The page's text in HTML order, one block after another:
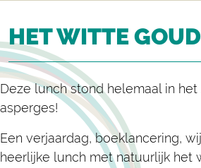
HET WITTE GOUD
Deze lunch stond helemaal in het
asperges!
Een verjaardag, boeklancering,
heerlijke lunch met natuurlijk het